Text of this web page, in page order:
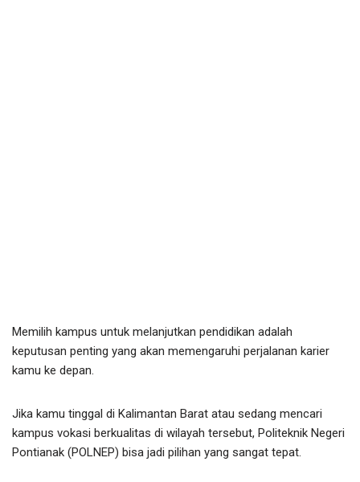
Memilih kampus untuk melanjutkan pendidikan adalah
keputusan penting yang akan memengaruhi perjalanan karier
kamu ke depan.
Jika kamu tinggal di Kalimantan Barat atau sedang mencari
kampus vokasi berkualitas di wilayah tersebut, Politeknik Negeri
Pontianak (POLNEP) bisa jadi pilihan yang sangat tepat.